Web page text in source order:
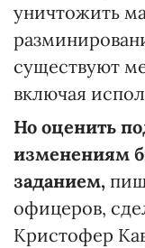
уничтожить
существуют
включая
Но оценить
изменениям
заданием,
офицеров,
Кристофер